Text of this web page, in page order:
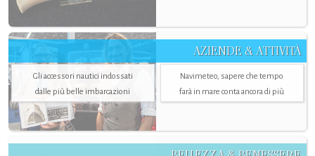
AZIENDE & ATTIVITÀ
Gli accessori nautici indossati
dalle più belle imbarcazioni
Navimeteo, sapere che tempo
farà in mare conta ancora di più